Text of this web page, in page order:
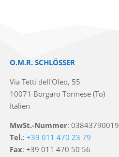
O.M.R. SCHLÖSSER
Via Tetti dell'Oleo, 55
10071 Borgaro Torinese (To)
Italien
MwSt.-Nummer: 03843790019
Tel.:+39 011 470 23 79
Fax: +39 011 470 50 56